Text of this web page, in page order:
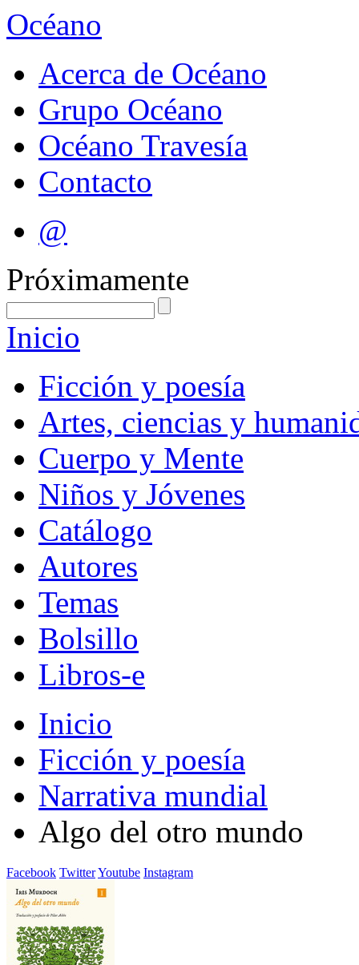
Océano
Acerca de Océano
Grupo Océano
Océano Travesía
Contacto
@
Próximamente
Inicio
Ficción y poesía
Artes, ciencias y
Cuerpo y Mente
Niños y Jóvenes
Catálogo
Autores
Temas
Bolsillo
Libros-e
Inicio
Ficción y poesía
Narrativa mundial
Algo del otro mundo
Facebook TwitterYoutube Instagram